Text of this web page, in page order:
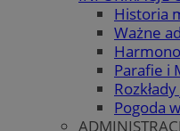
Historia
Ważne
Parafie i
Pogoda